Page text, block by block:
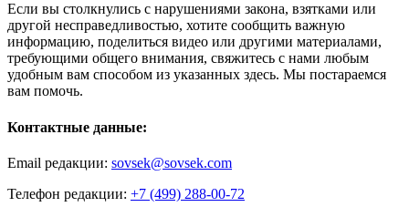
Если вы столкнулись с нарушениями закона, взятками или
другой несправедливостью, хотите сообщить важную
информацию, поделиться видео или другими материалами,
требующими общего внимания, свяжитесь с нами любым
удобным вам способом из указанных здесь. Мы постараемся
вам помочь.
Контактные данные:
Email редакции: sovsek@sovsek.com
Телефон редакции: +7 (499) 288-00-72